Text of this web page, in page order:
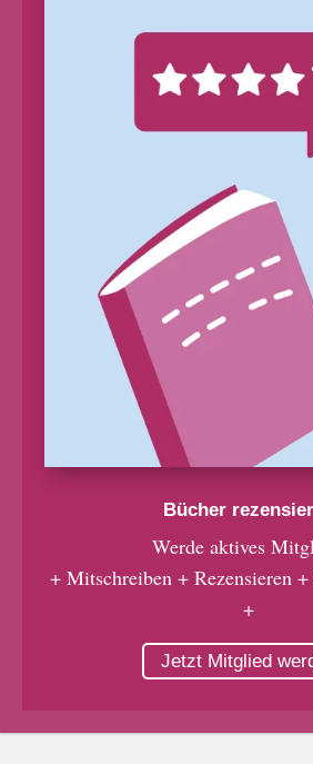
Bücher
Werde aktives
+ Mitschreiben + Rezensieren
+
Jetzt Mitglied